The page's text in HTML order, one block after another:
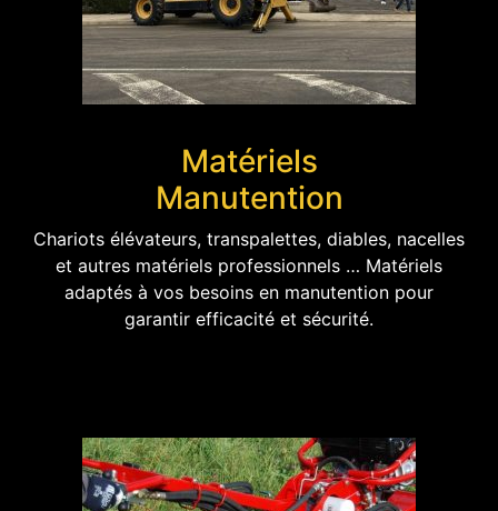
Matériels
Manutention
Chariots élévateurs, transpalettes, diables, nacelles
et autres matériels professionnels … Matériels
adaptés à vos besoins en manutention pour
garantir efficacité et sécurité.